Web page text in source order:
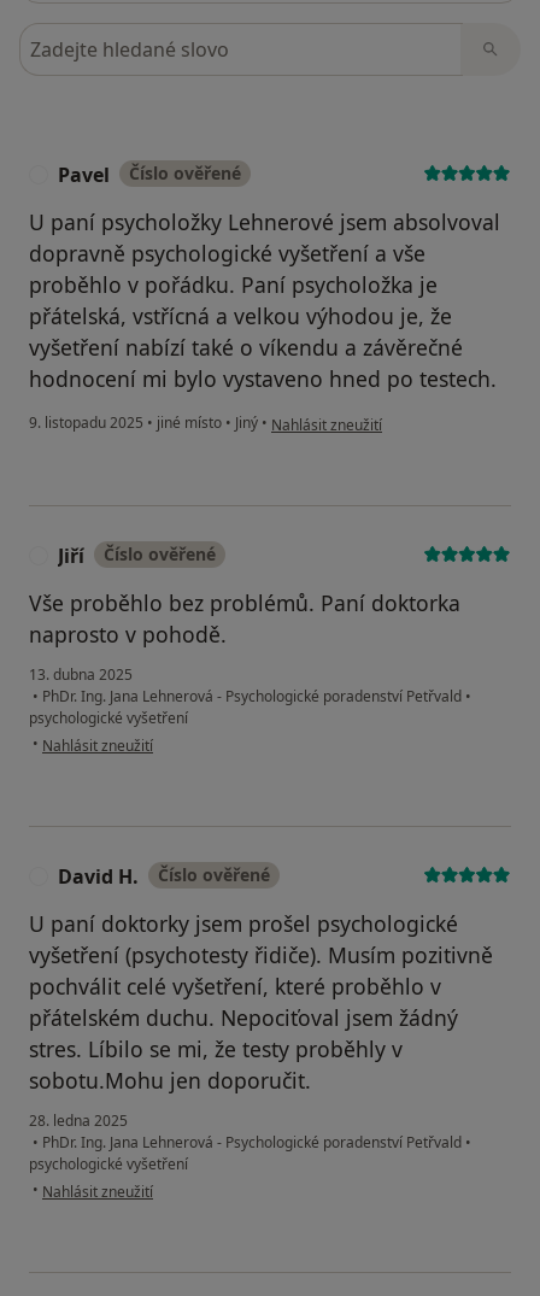
Hledejte v názorech
Pavel Číslo ověřené
U paní psycholožky Lehnerové jsem absolvoval
dopravně psychologické vyšetření a vše
proběhlo v pořádku. Paní psycholožka je
přátelská, vstřícná a velkou výhodou je, že
vyšetření nabízí také o víkendu a závěrečné
hodnocení mi bylo vystaveno hned po testech.
9. listopadu 2025 • jiné místo • Jiný • podle názoru uživatele Pavel
Nahlásit zneužití
Jiří Číslo ověřené
Vše proběhlo bez problémů. Paní doktorka
naprosto v pohodě.
13. dubna 2025
• PhDr. Ing. Jana Lehnerová - Psychologické poradenství Petřvald •
psychologické vyšetření
• podle názoru uživatele Jiří
Nahlásit zneužití
David H. Číslo ověřené
U paní doktorky jsem prošel psychologické
vyšetření (psychotesty řidiče). Musím pozitivně
pochválit celé vyšetření, které proběhlo v
přátelském duchu. Nepociťoval jsem žádný
stres. Líbilo se mi, že testy proběhly v
sobotu.Mohu jen doporučit.
28. ledna 2025
• PhDr. Ing. Jana Lehnerová - Psychologické poradenství Petřvald •
psychologické vyšetření
• podle názoru uživatele David H.
Nahlásit zneužití